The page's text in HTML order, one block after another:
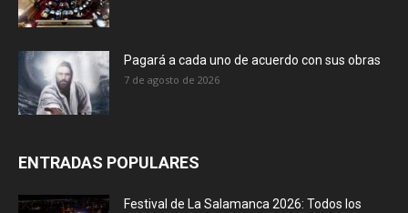
Pagará a cada uno de acuerdo con sus obras
7 de agosto de 2026
ENTRADAS POPULARES
Festival de La Salamanca 2026: Todos los